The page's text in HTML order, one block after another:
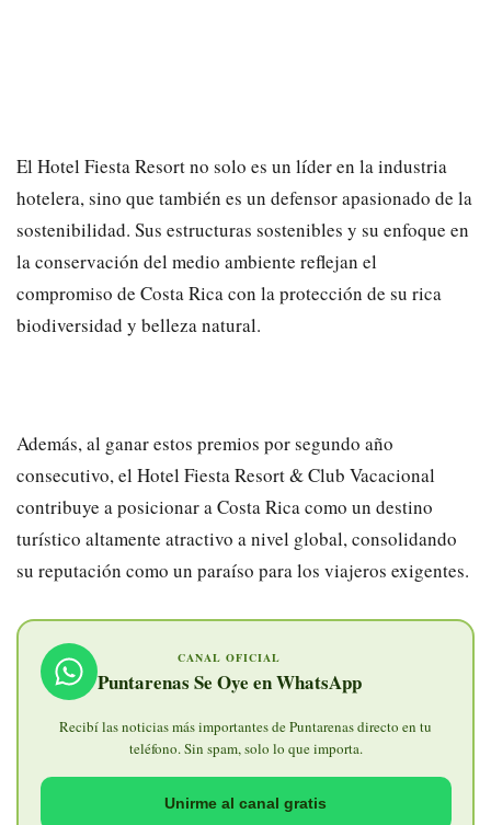
El Hotel Fiesta Resort no solo es un líder en la industria
hotelera, sino que también es un defensor apasionado de la
sostenibilidad. Sus estructuras sostenibles y su enfoque en
la conservación del medio ambiente reflejan el
compromiso de Costa Rica con la protección de su rica
biodiversidad y belleza natural.
Además, al ganar estos premios por segundo año
consecutivo, el Hotel Fiesta Resort & Club Vacacional
contribuye a posicionar a Costa Rica como un destino
turístico altamente atractivo a nivel global, consolidando
su reputación como un paraíso para los viajeros exigentes.
CANAL OFICIAL
Puntarenas Se Oye en WhatsApp
Recibí las noticias más importantes de Puntarenas directo en tu
teléfono. Sin spam, solo lo que importa.
Unirme al canal gratis